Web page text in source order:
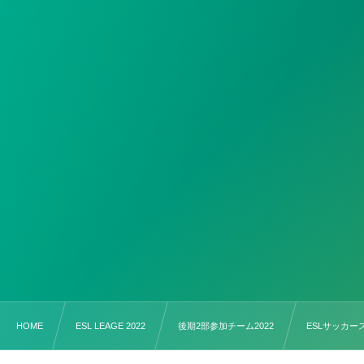
HOME ESL LEAGE 2022 後期2部参加チーム2022 ESLサッカー